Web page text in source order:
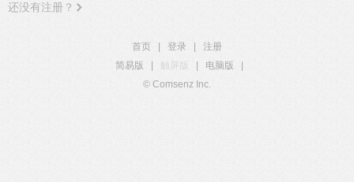
还没有注册？
首页 登录
注册
简易版
触屏版 电脑版
© Comsenz Inc.